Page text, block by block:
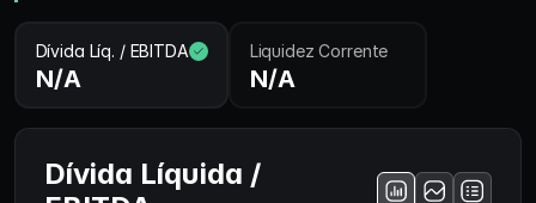
Dívida Líq. / EBITDA
N/A
Liquidez Corrente
N/A
Dívida Líquida /